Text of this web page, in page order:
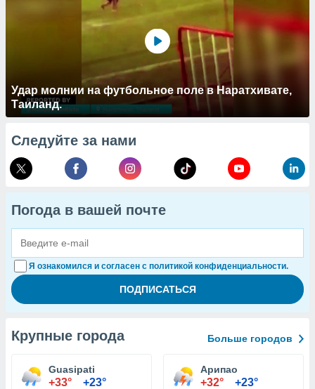
Удар молнии на футбольное поле в Наратхивате,
Таиланд.
Следуйте за нами
Погода в вашей почте
Я ознакомился и согласен с политикой конфиденциальности.
Крупные города Больше городов
Guasipati
+33° +23°
Арипао
+32° +23°